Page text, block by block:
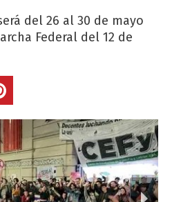
del 26 al 30 de mayo
Federal del 12 de